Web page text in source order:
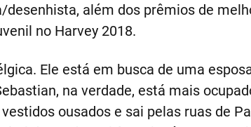
além dos prêmios de
no Harvey 2018.
Ele está em busca de uma
na verdade, está mais
ousados e sai pelas ruas de